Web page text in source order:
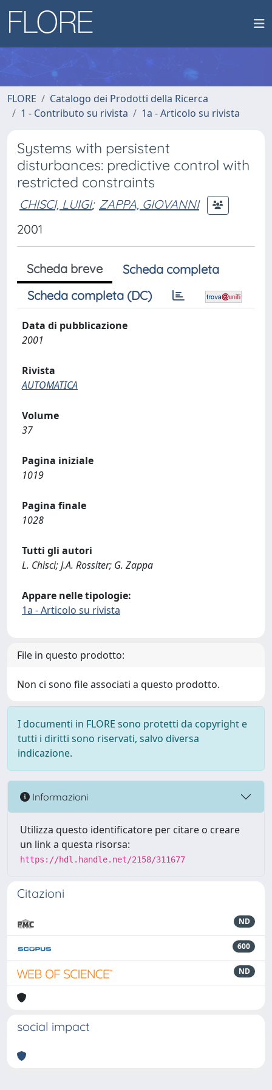
FLORE
Catalogo dei Prodotti della Ricerca
1 - Contributo su rivista
1a - Articolo su rivista
Systems with persistent
disturbances: predictive control with
restricted constraints
CHISCI, LUIGI; ZAPPA, GIOVANNI
2001
Scheda breve
Scheda completa
Scheda completa (DC)
Data di pubblicazione
2001
Rivista
AUTOMATICA
Volume
37
Pagina iniziale
1019
Pagina finale
1028
Tutti gli autori
L. Chisci; J.A. Rossiter; G. Zappa
Appare nelle tipologie:
1a - Articolo su rivista
File in questo prodotto:
Non ci sono file associati a questo prodotto.
I documenti in FLORE sono protetti da copyright e
tutti i diritti sono riservati, salvo diversa
indicazione.
Informazioni
Utilizza questo identificatore per citare o creare
un link a questa risorsa:
https://hdl.handle.net/2158/311677
Citazioni
ND
600
ND
social impact